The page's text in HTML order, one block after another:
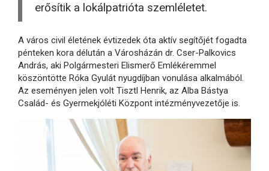
erősítik a lokálpatrióta szemléletet.
A város civil életének évtizedek óta aktív segítőjét fogadta
pénteken kora délután a Városházán dr. Cser-Palkovics
András, aki Polgármesteri Elismerő Emlékéremmel
köszöntötte Róka Gyulát nyugdíjban vonulása alkalmából.
Az eseményen jelen volt Tisztl Henrik, az Alba Bástya
Család- és Gyermekjóléti Központ intézményvezetője is.